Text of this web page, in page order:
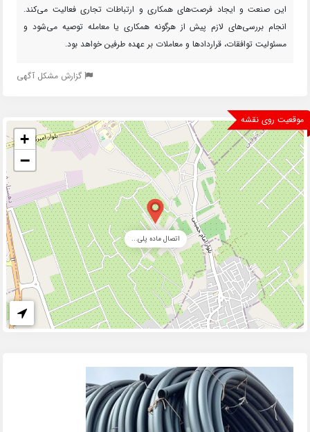
این صنعت و ایجاد فرصت‌های همکاری و ارتباطات تجاری فعالیت می‌کند.
انجام بررسی‌های لازم پیش از هرگونه همکاری یا معامله توصیه می‌شود و
مسئولیت توافقات، قراردادها و معاملات بر عهده طرفین خواهد بود.
گزارش مشکل آگهی
موقعیت روی نقشه
اتصال ماده پلی...
+
−